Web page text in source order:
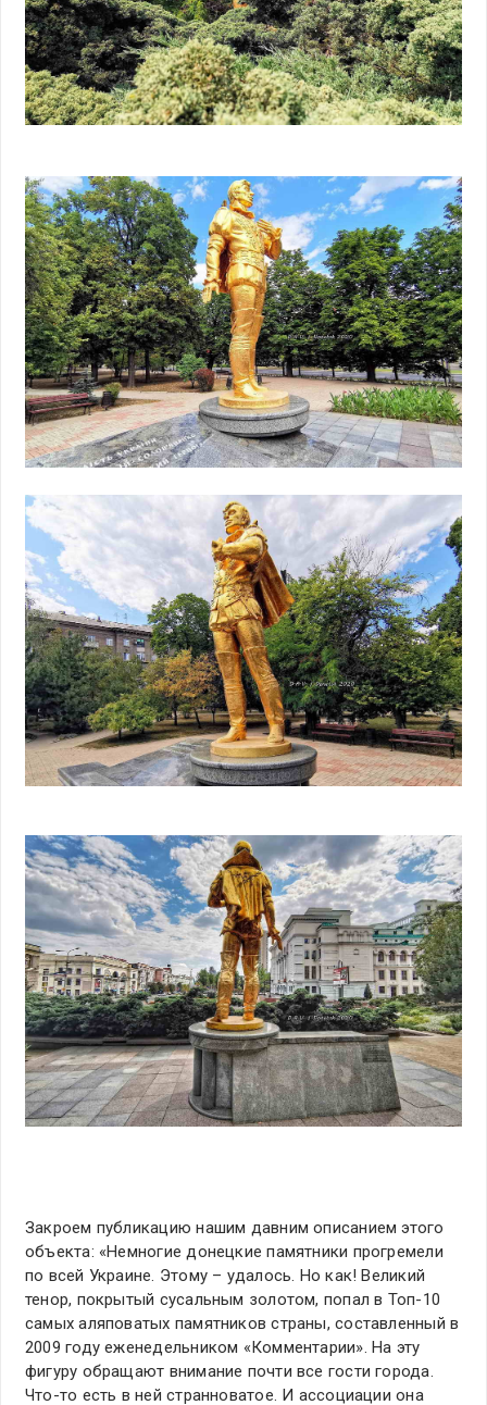
Закроем публикацию нашим давним описанием этого
объекта: «Немногие донецкие памятники прогремели
по всей Украине. Этому – удалось. Но как! Великий
тенор, покрытый сусальным золотом, попал в Топ-10
самых аляповатых памятников страны, составленный в
2009 году еженедельником «Комментарии». На эту
фигуру обращают внимание почти все гости города.
Что-то есть в ней странноватое. И ассоциации она